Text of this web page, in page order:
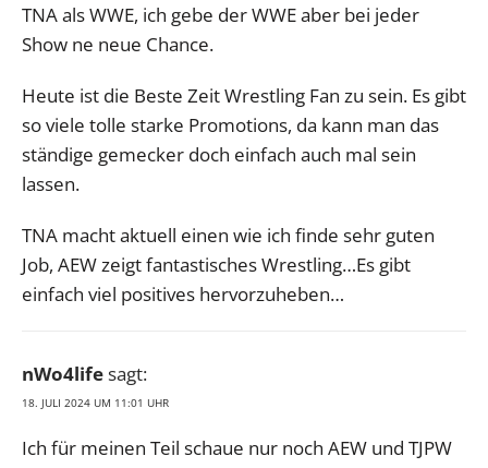
TNA als WWE, ich gebe der WWE aber bei jeder
Show ne neue Chance.
Heute ist die Beste Zeit Wrestling Fan zu sein. Es gibt
so viele tolle starke Promotions, da kann man das
ständige gemecker doch einfach auch mal sein
lassen.
TNA macht aktuell einen wie ich finde sehr guten
Job, AEW zeigt fantastisches Wrestling…Es gibt
einfach viel positives hervorzuheben…
nWo4lifesagt:
18. JULI 2024 UM 11:01 UHR
Ich für meinen Teil schaue nur noch AEW und TJPW